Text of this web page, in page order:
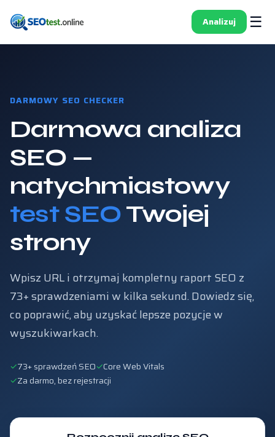
Analizuj ☰
DARMOWY SEO CHECKER
Darmowa analiza
SEO —
natychmiastowy
test SEOTwojej
strony
Wpisz URL i otrzymaj kompletny raport SEO z
73+ sprawdzeniami w kilka sekund. Dowiedz się,
co poprawić, aby uzyskać lepsze pozycje w
wyszukiwarkach.
✓73+ sprawdzeń SEO✓Core Web Vitals
✓Za darmo, bez rejestracji